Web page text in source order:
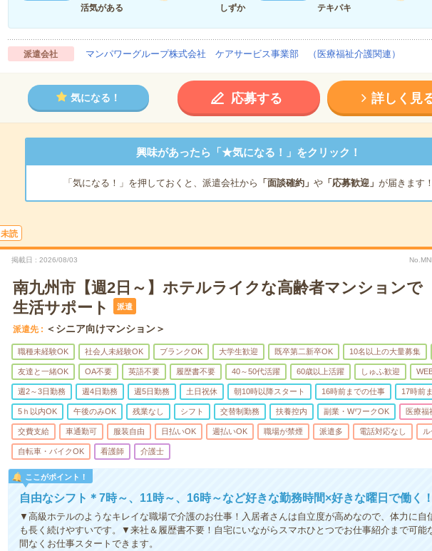
活気がある
しずか
テキパキ
派遣会社 マンパワーグループ株式会社 ケアサービス事業部 （医療福祉介護関連）
気になる！ 応募する 詳しく見
興味があったら「★気になる！」をクリック！
「気になる！」を押しておくと、派遣会社から 「面談確約」 や「応募歓迎」 が届きます！
未読
掲載日 2026/08/03
南九州市【週2日～】ホテルライクな高齢者マンションで
生活サポート
派遣
派遣先 ＜シニア向けマンション＞
職種未経験OK 社会人未経験OK ブランクOK 大学生歓迎 既卒第二新卒OK 10名以上の大量募集
友達と一緒OK OA不要 英語不要 履歴書不要 40～50代活躍 60歳以上活躍 しゅふ歓迎
週2～3日勤務 週4日勤務 週5日勤務 土日祝休 朝10時以降スタート 16時前までの仕事 17時前
5ｈ以内OK 午後のみOK 残業なし シフト 交替制勤務 扶養控内 副業・WワークOK 医療福
交費支給 車通勤可 服装自由 日払いOK 週払いOK 職場が禁煙 派遣多 電話対応なし
自転車・バイクOK 看護師 介護士
ここがポイント！
自由なシフト＊7時～、11時～、16時～など好きな勤務時間×好きな曜日で働く！
▼高級ホテルのようなキレイな職場で介護のお仕事！入居者さんは自立度が高めなので、体力に自
も長く続けやすいです。▼来社＆履歴書不要！自宅にいながらスマホひとつでお仕事紹介まで可能
間なくお仕事スタートできます。